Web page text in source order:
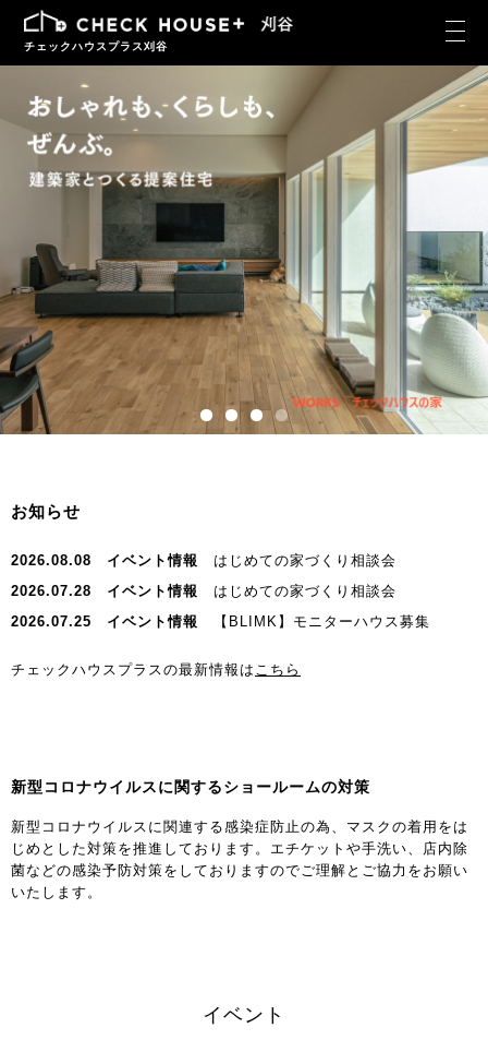
チェックハウスプラス刈谷
お知らせ
2026.08.08 イベント情報
はじめての家づくり相談会
2026.07.28 イベント情報
はじめての家づくり相談会
2026.07.25 イベント情報 【BLIMK】モニターハウス募集
チェックハウスプラスの最新情報は こちら
新型コロナウイルスに関するショールームの対策
新型コロナウイルスに関連する感染症防止の為、マスクの着用をは
じめとした対策を推進しております。エチケットや手洗い、店内除
菌などの感染予防対策をしておりますのでご理解とご協力をお願い
いたします。
イベント